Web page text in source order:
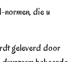
die u
geleverd door